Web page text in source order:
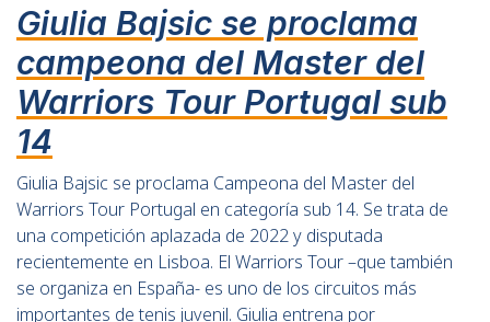
Giulia Bajsic se proclama
campeona del Master del
Warriors Tour Portugal sub
14
Giulia Bajsic se proclama Campeona del Master del
Warriors Tour Portugal en categoría sub 14. Se trata de
una competición aplazada de 2022 y disputada
recientemente en Lisboa. El Warriors Tour –que también
se organiza en España- es uno de los circuitos más
importantes de tenis juvenil. Giulia entrena por